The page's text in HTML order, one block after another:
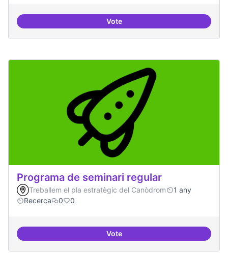
VoteProjecte Pilot - Refugi
Programa de seminari regular
Treballem el pla estratègic del Canòdrom
1 any
Recerca
0 0
VotePrograma de seminari regular